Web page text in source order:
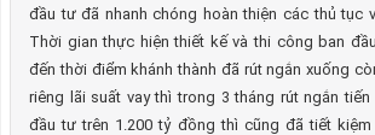
đầu tư đã nhanh chóng hoàn thiện các thủ tục
Thời gian thực hiện thiết kế và thi công ban
đến thời điểm khánh thành đã rút ngắn xuống
riêng lãi suất vay thì trong 3 tháng rút ngắn
đầu tư trên 1.200 tỷ đồng thì cũng đã tiết